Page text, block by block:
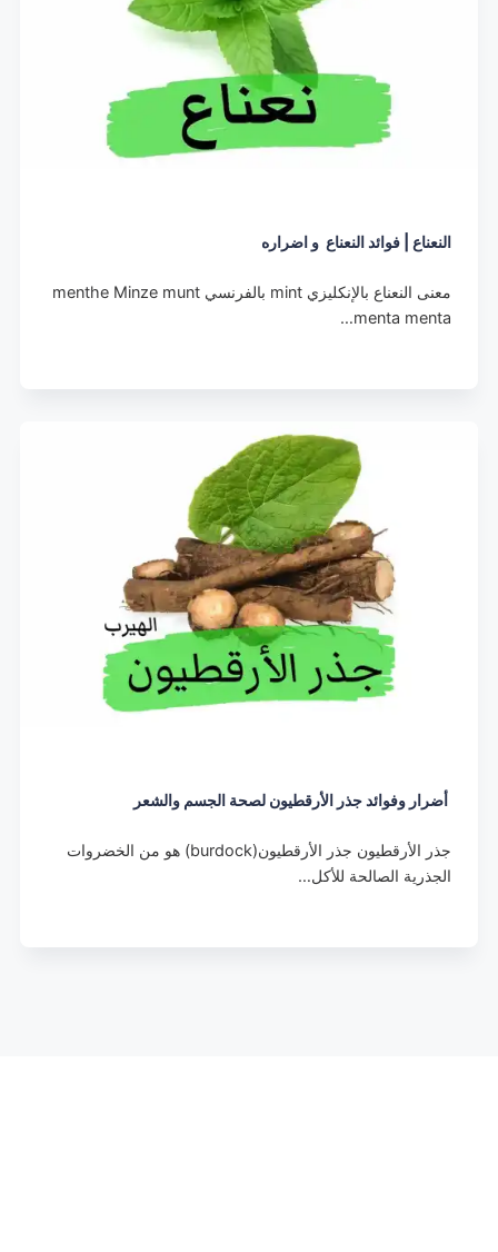
النعناع | فوائد النعناع و اضراره
معنى النعناع بالإنكليزي mint بالفرنسي menthe Minze munt
menta menta…
أضرار وفوائد جذر الأرقطيون لصحة الجسم والشعر
جذر الأرقطيون جذر الأرقطيون(burdock) هو من الخضروات
الجذرية الصالحة للأكل…